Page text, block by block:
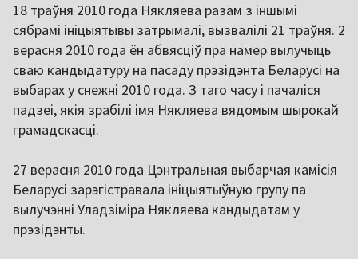
18 траўня 2010 года Някляева разам з іншымі
сябрамі ініцыятывы затрымалі, вызвалілі 21 траўня. 2
верасня 2010 года ён абвясціў пра намер вылучыць
сваю кандыдатуру на пасаду прэзідэнта Беларусі на
выбарах у снежні 2010 года. З таго часу і пачаліся
падзеі, якія зрабілі імя Някляева вядомым шырокай
грамадскасці.
27 верасня 2010 года Цэнтральная выбарчая камісія
Беларусі зарэгістравала ініцыятыўную групу па
вылучэнні Уладзіміра Някляева кандыдатам у
прэзідэнты.